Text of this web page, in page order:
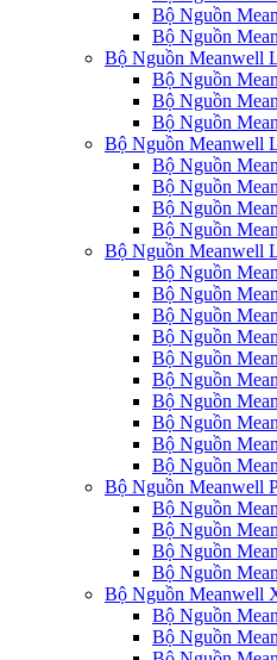
Bộ Nguồn
Bộ Nguồn
Bộ Nguồn Meanwell
Bộ Nguồn
Bộ Nguồn
Bộ Nguồn
Bộ Nguồn Meanwell
Bộ Nguồn
Bộ Nguồn
Bộ Nguồn
Bộ Nguồn
Bộ Nguồn Meanwell
Bộ Nguồn
Bộ Nguồn
Bộ Nguồn
Bộ Nguồn
Bộ Nguồn
Bộ Nguồn
Bộ Nguồn
Bộ Nguồn
Bộ Nguồn
Bộ Nguồn
Bộ Nguồn Meanwell
Bộ Nguồn
Bộ Nguồn
Bộ Nguồn
Bộ Nguồn
Bộ Nguồn Meanwell
Bộ Nguồn
Bộ Nguồn